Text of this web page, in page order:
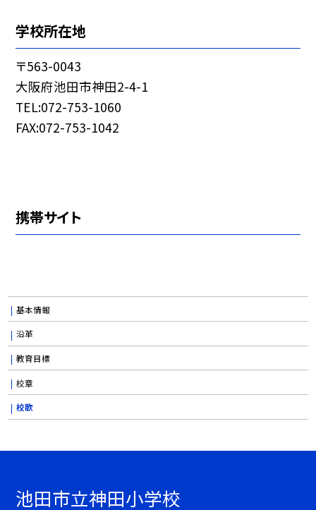
学校所在地
〒563-0043
大阪府池田市神田2-4-1
TEL:072-753-1060
FAX:072-753-1042
携帯サイト
基本情報
沿革
教育目標
校章
校歌
池田市立神田小学校